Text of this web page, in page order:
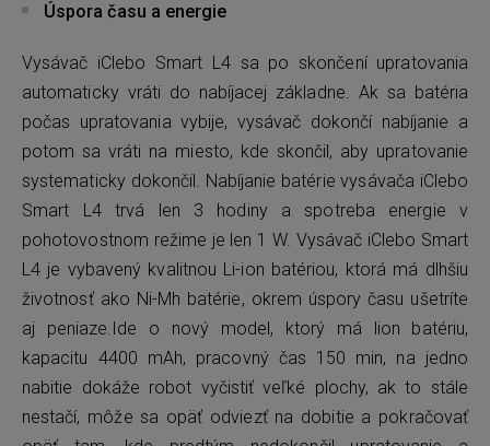
Úspora času a energie
Vysávač iClebo Smart L4 sa po skončení upratovania
automaticky vráti do nabíjacej základne. Ak sa batéria
počas upratovania vybije, vysávač dokončí nabíjanie a
potom sa vráti na miesto, kde skončil, aby upratovanie
systematicky dokončil. Nabíjanie batérie vysávača iClebo
Smart L4 trvá len 3 hodiny a spotreba energie v
pohotovostnom režime je len 1 W. Vysávač iClebo Smart
L4 je vybavený kvalitnou Li-ion batériou, ktorá má dlhšiu
životnosť ako Ni-Mh batérie, okrem úspory času ušetríte
aj peniaze.Ide o nový model, ktorý má lion batériu,
kapacitu 4400 mAh, pracovný čas 150 min, na jedno
nabitie dokáže robot vyčistiť veľké plochy, ak to stále
nestačí, môže sa opäť odviezť na dobitie a pokračovať